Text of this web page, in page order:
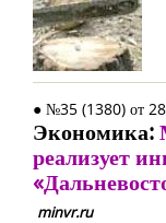
● №35 (1380) от
Экономика:
реализует
minvr.ru